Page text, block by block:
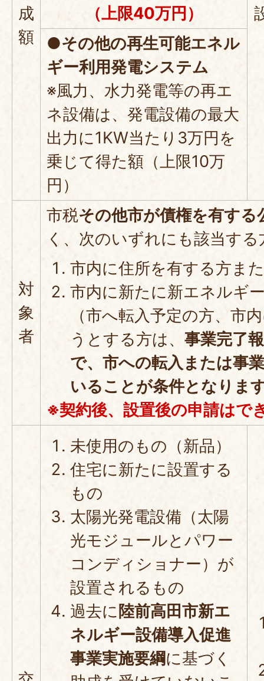
成
額
（上限40万円）
●その他の再生可能エネル
ギー利用発電システム
※風力、水力発電等の再エ
ネ設備は、発電設備の最大
出力に1KW当たり3万円を
乗じて得た額（上限10万
円）
対
象
者
市税その他市が債権を有する
く、次のいずれにも該当する
市内に住所を有する方ま
市内に新たに新エネルギ
（市へ転入予定の方、市
うとする方は、 事業完了
で、市への転入または事
いることが条件となりま
※契約後、設置後の申請はで
未使用のもの（新品）
住宅に新たに設置する
もの
太陽光発電設備（太陽
光モジュールとパワー
コンディショナー）が
設置されるもの
過去に 陸前高田市新エ
ネルギー設備導入促進
事業実施要綱に基づく